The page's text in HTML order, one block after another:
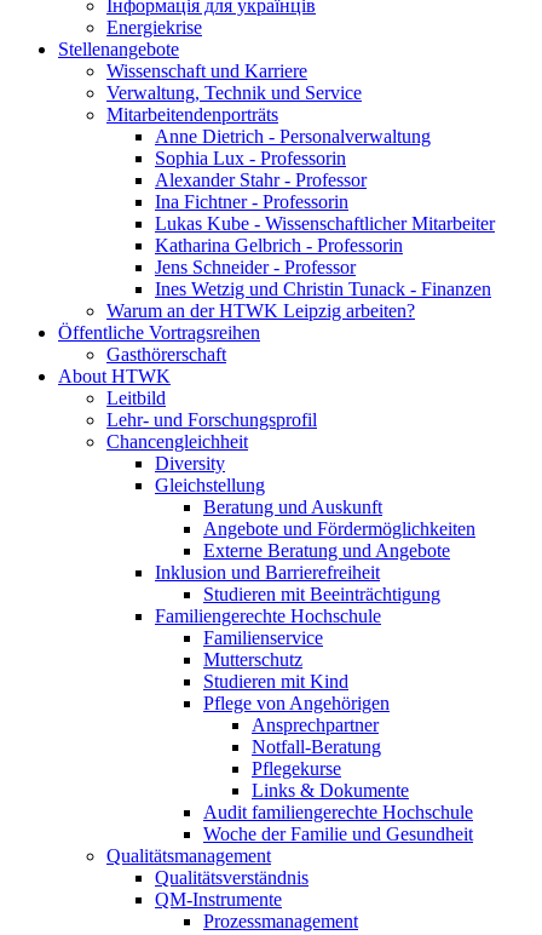
Інформація для українців
Energiekrise
Stellenangebote
Wissenschaft und Karriere
Verwaltung, Technik und Service
Mitarbeitendenporträts
Anne Dietrich - Personalverwaltung
Sophia Lux - Professorin
Alexander Stahr - Professor
Ina Fichtner - Professorin
Lukas Kube - Wissenschaftlicher Mitarbeiter
Katharina Gelbrich - Professorin
Jens Schneider - Professor
Ines Wetzig und Christin Tunack - Finanzen
Warum an der HTWK Leipzig arbeiten?
Öffentliche Vortragsreihen
Gasthörerschaft
About HTWK
Leitbild
Lehr- und Forschungsprofil
Chancengleichheit
Diversity
Gleichstellung
Beratung und Auskunft
Angebote und Fördermöglichkeiten
Externe Beratung und Angebote
Inklusion und Barrierefreiheit
Studieren mit Beeinträchtigung
Familiengerechte Hochschule
Familienservice
Mutterschutz
Studieren mit Kind
Pflege von Angehörigen
Ansprechpartner
Notfall-Beratung
Pflegekurse
Links & Dokumente
Audit familiengerechte Hochschule
Woche der Familie und Gesundheit
Qualitätsmanagement
Qualitätsverständnis
QM-Instrumente
Prozessmanagement